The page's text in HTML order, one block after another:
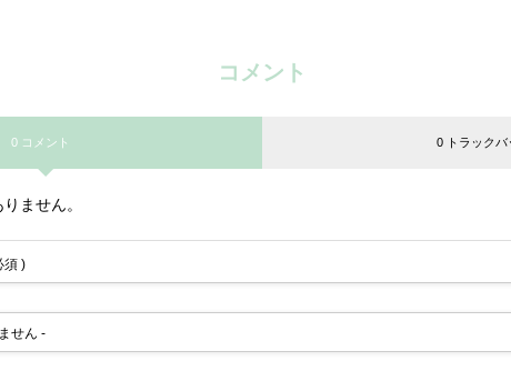
コメント
0 コメント 0 トラックバ
ません。
須 )
せん -